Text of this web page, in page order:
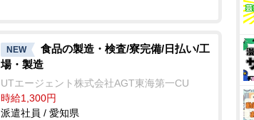
NEW
食品の製造・検査/寮完備/日払い/工
場・製造
UTエージェント株式会社AGT東海第一CU
時給1,300円
派遣社員 / 愛知県